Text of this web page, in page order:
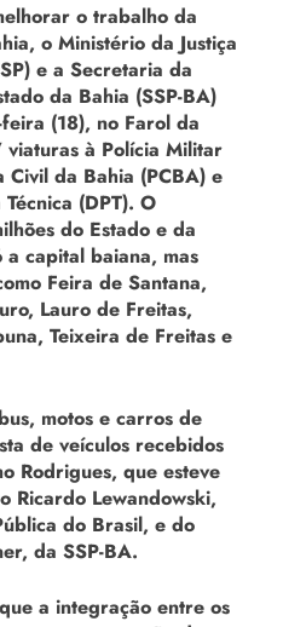
o trabalho da
o Ministério da Justiça
e a Secretaria da
da Bahia (SSP-BA)
(18), no Farol da
à Polícia Militar
Civil da Bahia (PCBA) e
(DPT). O
do Estado e da
capital baiana, mas
Feira de Santana,
Lauro de Freitas,
Teixeira de Freitas e
motos e carros de
de veículos recebidos
Rodrigues, que esteve
Ricardo Lewandowski,
do Brasil, e do
da SSP-BA.
a integração entre os